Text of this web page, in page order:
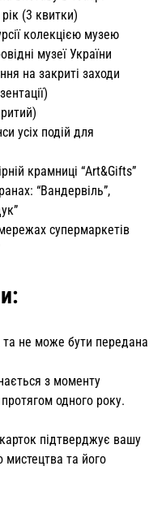
(3 квитки)
колекцією музею
музеї України
на закриті заходи
усіх подій для
крамниці “Art&Gifts”
“Вандервіль”,
супермаркетів
та не може бути передана
з моменту
одного року.
підтверджує вашу
мистецтва та його